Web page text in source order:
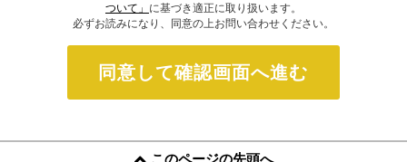
ついて」 に基づき適正に取り扱います。
必ずお読みになり、同意の上お問い合わせください。
同意して確認画面へ進む
このページの先頭へ